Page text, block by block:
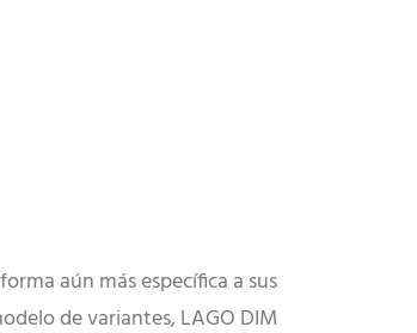
aún más específica a sus
de variantes, LAGO DIM